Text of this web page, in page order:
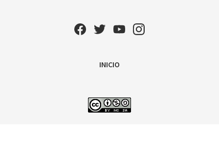
INICIO